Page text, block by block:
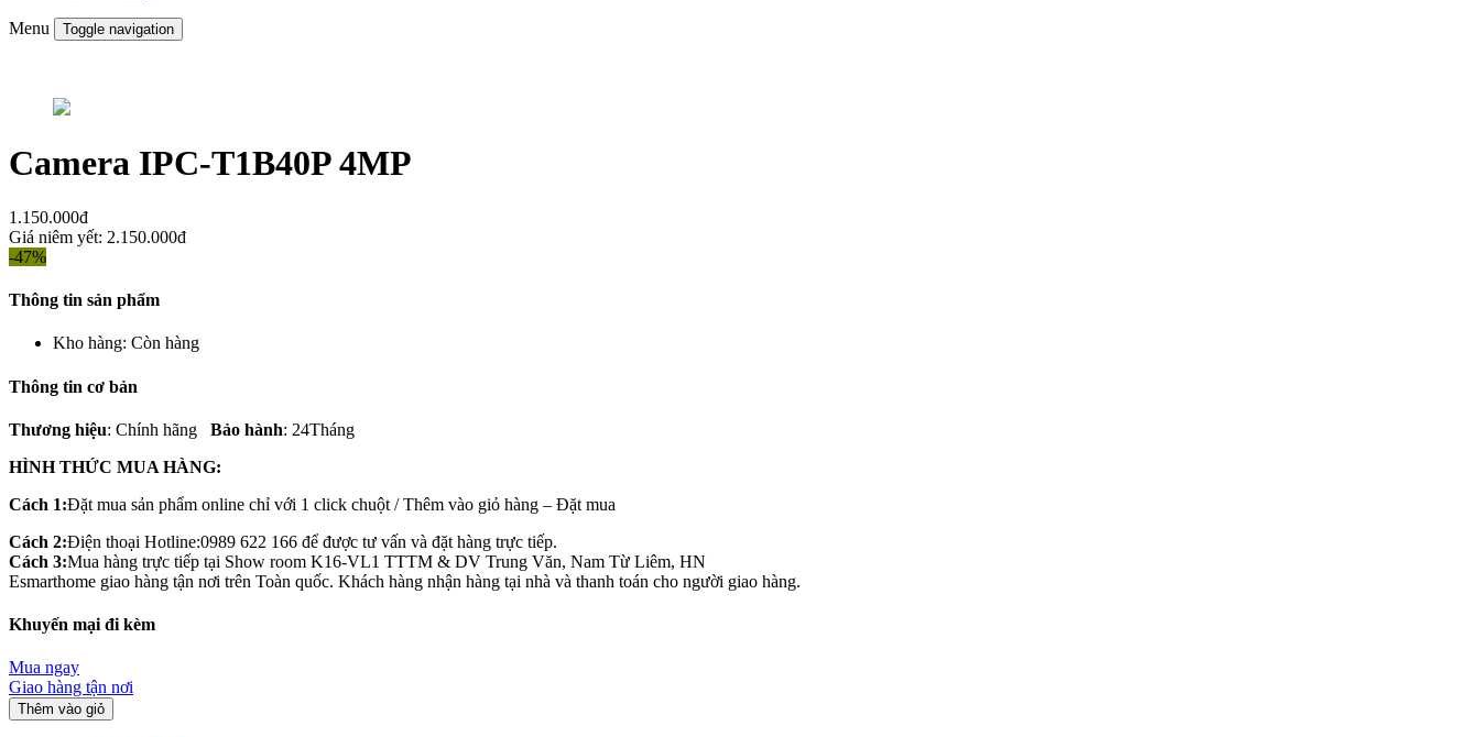
Menu Toggle navigation
Camera IPC-T1B40P 4MP
1.150.000đ
Giá niêm yết: 2.150.000đ
-47%
Thông tin sản phẩm
Kho hàng: Còn hàng
Thông tin cơ bản
Thương hiệu: Chính hãng Bảo hành: 24Tháng
HÌNH THỨC MUA HÀNG:
Cách 1:Đặt mua sản phẩm online chỉ với 1 click chuột / Thêm vào giỏ hàng – Đặt mua
Cách 2:Điện thoại Hotline:0989 622 166 để được tư vấn và đặt hàng trực tiếp.
Cách 3:Mua hàng trực tiếp tại Show room K16-VL1 TTTM & DV Trung Văn, Nam Từ Liêm, HN
Esmarthome giao hàng tận nơi trên Toàn quốc. Khách hàng nhận hàng tại nhà và thanh toán cho người giao hàng.
Khuyến mại đi kèm
Mua ngay
Giao hàng tận nơi
Thêm vào giỏ